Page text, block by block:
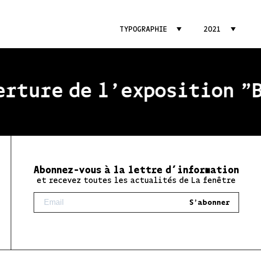
TYPOGRAPHIE 2021
de l'exposition
Abonnez-vous à la lettre d’information
et recevez toutes les actualités de La fenêtre
S'abonner